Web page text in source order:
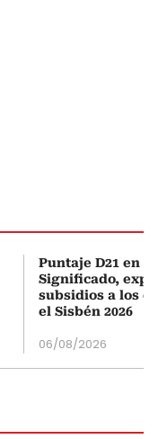
Puntaje D21 en
Significado,
subsidios a los
el Sisbén 2026
06/08/2026